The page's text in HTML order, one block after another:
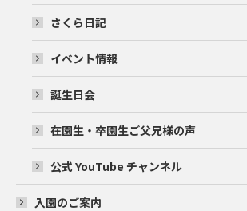
さくら日記
イベント情報
誕生日会
在園生・卒園生ご父兄様の声
公式 YouTube チャンネル
入園のご案内